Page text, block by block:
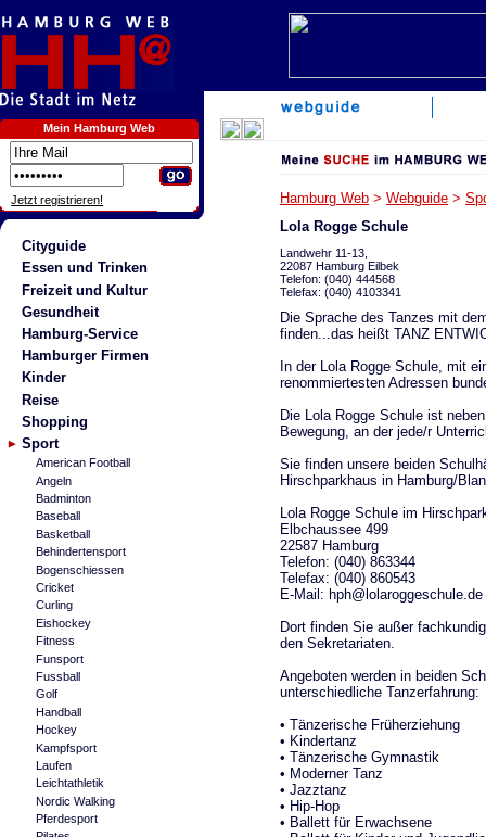
Mein Hamburg Web
Jetzt registrieren!
Cityguide
Essen und Trinken
Freizeit und Kultur
Gesundheit
Hamburg-Service
Hamburger Firmen
Kinder
Reise
Shopping
Sport
American Football
Angeln
Badminton
Baseball
Basketball
Behindertensport
Bogenschiessen
Cricket
Curling
Eishockey
Fitness
Funsport
Fussball
Golf
Handball
Hockey
Kampfsport
Laufen
Leichtathletik
Nordic Walking
Pferdesport
Hamburg Web > Webguide >
Lola Rogge Schule
Landwehr 11-13,
22087 Hamburg Eilbek
Telefon: (040) 444568
Telefax: (040) 4103341
Die Sprache des Tanzes mit
finden...das heißt TANZ
In der Lola Rogge Schule, mit
renommiertesten Adressen
Die Lola Rogge Schule ist
Bewegung, an der jede/r
Sie finden unsere beiden
Hirschparkhaus in Hamburg/
Lola Rogge Schule im
Elbchaussee 499
22587 Hamburg
Telefon: (040) 863344
Telefax: (040) 860543
E-Mail: hph@lolaroggeschule.de
Dort finden Sie außer
den Sekretariaten.
Angeboten werden in beiden
unterschiedliche Tanzerfahrung:
• Tänzerische Früherziehung
• Kindertanz
• Tänzerische Gymnastik
• Moderner Tanz
• Jazztanz
• Hip-Hop
• Ballett für Erwachsene